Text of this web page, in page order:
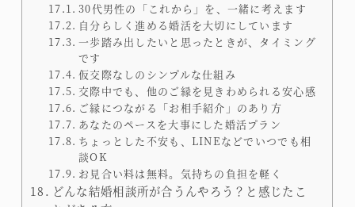
30代男性の「これから」を、一緒に考えます
自分らしく進める婚活を大切にしています
一歩踏み出したいと思ったときが、タイミング
です
仮交際なしのシンプルな仕組み
交際中でも、他のご縁を見きわめられる安心感
ご縁につながる「お相手紹介」のあり方
あなたのペースを大事にした婚活プラン
ちょっとした不安も、LINEなどでいつでも相
談OK
お見合い料は無料。気持ちの負担を軽く
どんな結婚相談所が合うんやろう？と感じたこ